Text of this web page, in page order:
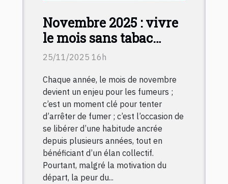
Novembre 2025 : vivre
le mois sans tabac
sereinement, c’est
25/11/2025 16h
Chaque année, le mois de novembre
devient un enjeu pour les fumeurs ;
c’est un moment clé pour tenter
d’arrêter de fumer ; c’est l’occasion de
se libérer d’une habitude ancrée
depuis plusieurs années, tout en
bénéficiant d’un élan collectif.
Pourtant, malgré la motivation du
départ, la peur du...